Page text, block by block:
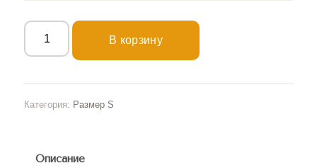
В корзину
Категория: Размер S
Описание